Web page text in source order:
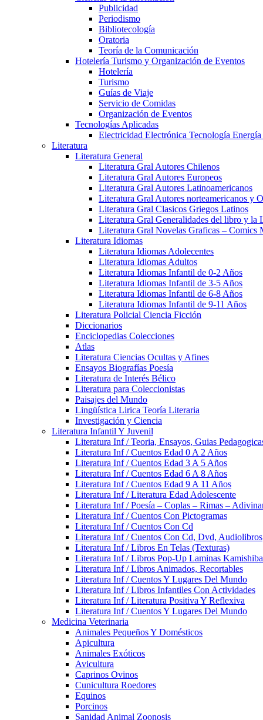
Publicidad
Periodismo
Bibliotecología
Oratoria
Teoría de la Comunicación
Hotelería Turismo y Organización de Eventos
Hotelería
Turismo
Guías de Viaje
Servicio de Comidas
Organización de Eventos
Tecnologías Aplicadas
Electricidad Electrónica Tecnología Energía
Literatura
Literatura General
Literatura Gral Autores Chilenos
Literatura Gral Autores Europeos
Literatura Gral Autores Latinoamericanos
Literatura Gral Autores norteamericanos y
Literatura Gral Clasicos Griegos Latinos
Literatura Gral Generalidades del libro y la
Literatura Gral Novelas Graficas – Comics
Literatura Idiomas
Literatura Idiomas Adolecentes
Literatura Idiomas Adultos
Literatura Idiomas Infantil de 0-2 Años
Literatura Idiomas Infantil de 3-5 Años
Literatura Idiomas Infantil de 6-8 Años
Literatura Idiomas Infantil de 9-11 Años
Literatura Policial Ciencia Ficción
Diccionarios
Enciclopedias Colecciones
Atlas
Literatura Ciencias Ocultas y Afines
Ensayos Biografías Poesía
Literatura de Interés Bélico
Literatura para Coleccionistas
Paisajes del Mundo
Lingüística Lirica Teoría Literaria
Investigación y Ciencia
Literatura Infantil Y Juvenil
Literatura Inf / Teoria, Ensayos, Guias
Literatura Inf / Cuentos Edad 0 A 2 Años
Literatura Inf / Cuentos Edad 3 A 5 Años
Literatura Inf / Cuentos Edad 6 A 8 Años
Literatura Inf / Cuentos Edad 9 A 11 Años
Literatura Inf / Literatura Edad Adolescente
Literatura Inf / Poesía – Coplas – Rimas –
Literatura Inf / Cuentos Con Pictogramas
Literatura Inf / Cuentos Con Cd
Literatura Inf / Cuentos Con Cd, Dvd, Audiolibros
Literatura Inf / Libros En Telas (Texturas)
Literatura Inf / Libros Pop-Up Laminas
Literatura Inf / Libros Animados, Recortables
Literatura Inf / Cuentos Y Lugares Del Mundo
Literatura Inf / Libros Infantiles Con Actividades
Literatura Inf / Literatura Positiva Y Reflexiva
Literatura Inf / Cuentos Y Lugares Del Mundo
Medicina Veterinaria
Animales Pequeños Y Domésticos
Apicultura
Animales Exóticos
Avicultura
Caprinos Ovinos
Cunicultura Roedores
Equinos
Porcinos
Sanidad Animal Zoonosis